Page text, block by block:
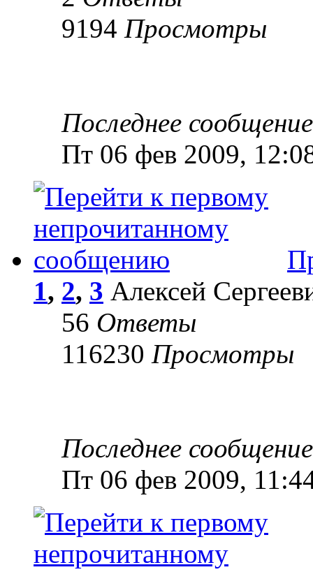
9194 Просмотры
Последнее
Пт 06 фев 2009,
1, 2, 3 Алексей
56 Ответы
116230 Просмотры
Последнее
Пт 06 фев 2009,